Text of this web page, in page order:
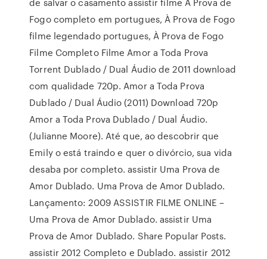
Fogo completo em portugues, À Prova de Fogo
filme legendado portugues, À Prova de Fogo
Filme Completo Filme Amor a Toda Prova
Torrent Dublado / Dual Áudio de 2011 download
com qualidade 720p. Amor a Toda Prova
Dublado / Dual Áudio (2011) Download 720p
Amor a Toda Prova Dublado / Dual Áudio.
(Julianne Moore). Até que, ao descobrir que
Emily o está traindo e quer o divórcio, sua vida
desaba por completo. assistir Uma Prova de
Amor Dublado. Uma Prova de Amor Dublado.
Lançamento: 2009 ASSISTIR FILME ONLINE –
Uma Prova de Amor Dublado. assistir Uma
Prova de Amor Dublado. Share Popular Posts.
assistir 2012 Completo e Dublado. assistir 2012